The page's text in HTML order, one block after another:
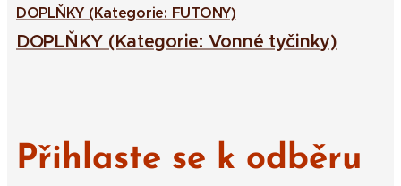
DOPLŇKY (Kategorie: FUTONY)
DOPLŇKY (Kategorie: Vonné tyčinky)
Přihlaste se k odběru